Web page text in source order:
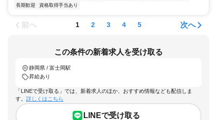
長期歓迎
資格取得手当あり
前へ 1 2 3 4 5 次へ
この条件の新着求人を受け取る
静岡県 / 富士岡駅
昇給あり
「LINEで受け取る」では、新着求人のほか、おすすめ情報なども配信しま
す。 詳しくはこちら
LINEで受け取る